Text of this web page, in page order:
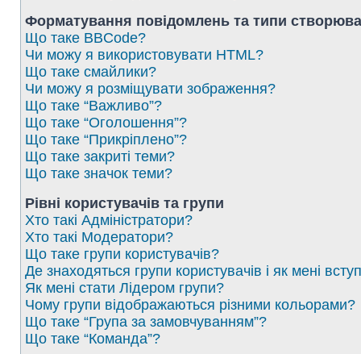
Форматування повідомлень та типи
Що таке BBCode?
Чи можу я використовувати HTML?
Що таке смайлики?
Чи можу я розміщувати зображення?
Що таке “Важливо”?
Що таке “Оголошення”?
Що таке “Прикріплено”?
Що таке закриті теми?
Що таке значок теми?
Рівні користувачів та групи
Хто такі Адміністратори?
Хто такі Модератори?
Що таке групи користувачів?
Де знаходяться групи користувачів і як мені
Як мені стати Лідером групи?
Чому групи відображаються різними кольорами?
Що таке “Група за замовчуванням”?
Що таке “Команда”?